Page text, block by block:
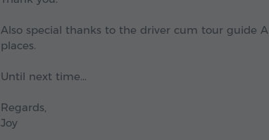
Also special thanks to the driver cum tour guide
places.
Until next time...
Regards,
Joy